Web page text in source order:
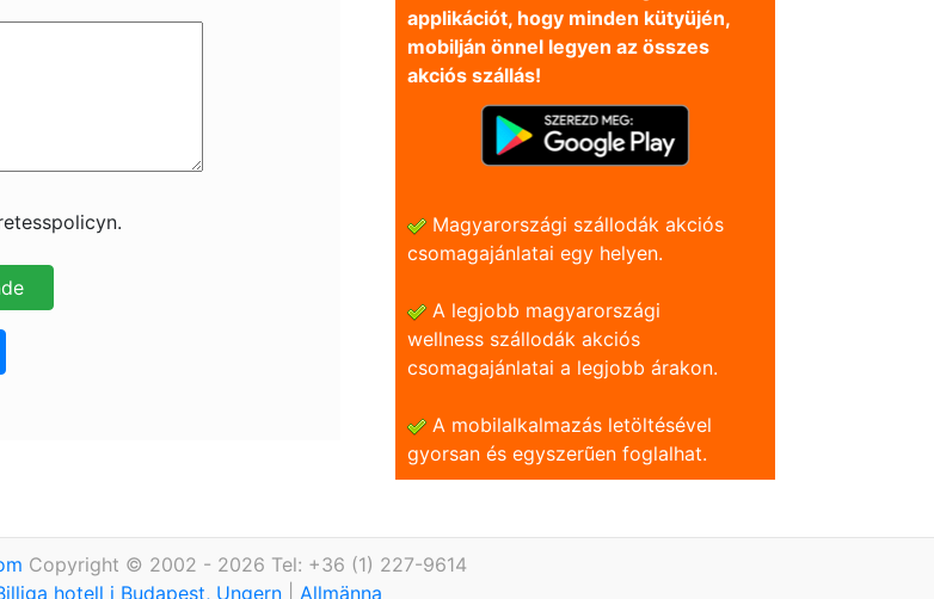
applikációt, hogy minden kütyüjén,
mobilján önnel legyen az összes
akciós szállás!
Magyarországi szállodák akciós
csomagajánlatai egy helyen.
A legjobb magyarországi
wellness szállodák akciós
csomagajánlatai a legjobb árakon.
A mobilalkalmazás letöltésével
gyorsan és egyszerũen foglalhat.
Copyright © 2002 - 2026 Tel: +36 (1) 227-9614
hotell i Budapest, Ungern
Allmänna